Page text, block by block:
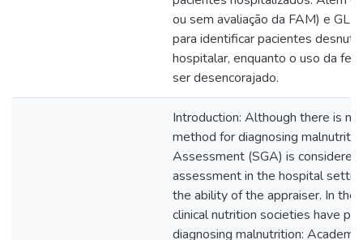
ou sem avaliação da FAM) e
para identificar pacientes
hospitalar, enquanto o uso da
ser desencorajado.
Introduction: Although there is
method for diagnosing
Assessment (SGA) is
assessment in the hospital
the ability of the appraiser. In the
clinical nutrition societies have
diagnosing malnutrition: